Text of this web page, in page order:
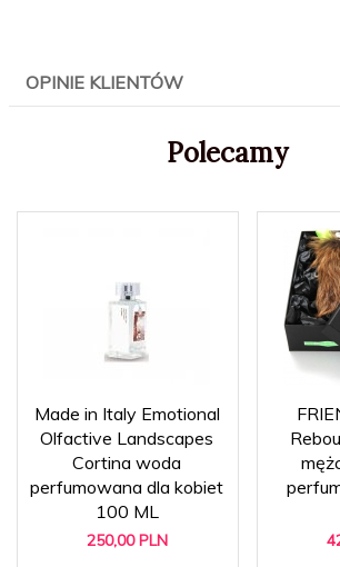
OPINIE KLIENTÓW
Polecamy
Made in Italy Emotional
Olfactive Landscapes
Cortina woda
perfumowana dla kobiet
100 ML
250,00 PLN